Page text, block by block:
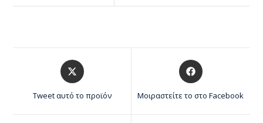
Tweet αυτό το προϊόν Μοιραστείτε το στο Facebook